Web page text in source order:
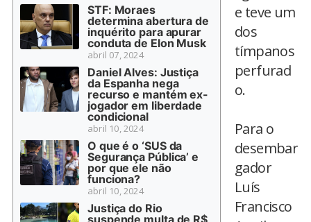
STF: Moraes
determina abertura de
inquérito para apurar
conduta de Elon Musk
abril 07, 2024
Daniel Alves: Justiça
da Espanha nega
recurso e mantém ex-
jogador em liberdade
condicional
abril 10, 2024
O que é o ‘SUS da
Segurança Pública’ e
por que ele não
funciona?
abril 10, 2024
Justiça do Rio
e teve um
dos
tímpanos
perfurad
o.
Para o
desembar
gador
Luís
Francisco